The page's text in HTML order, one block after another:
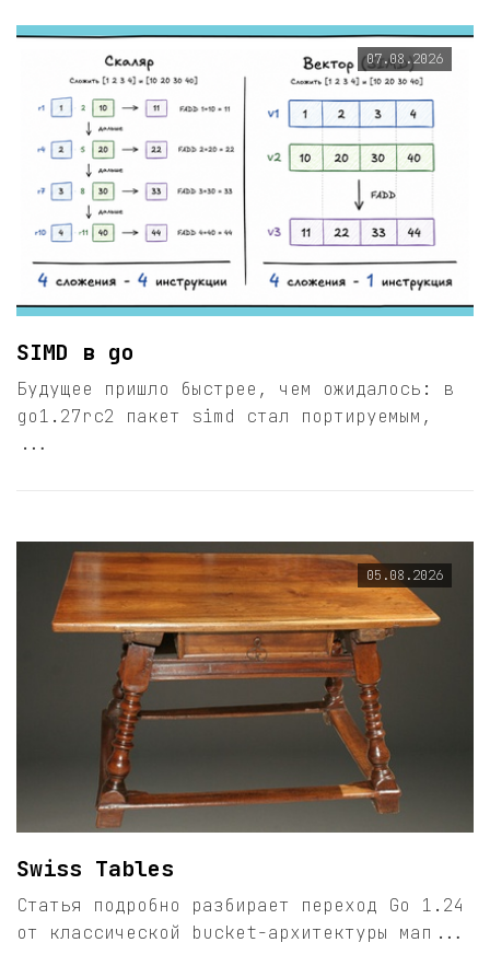
07.08.2026
SIMD в go
Будущее пришло быстрее, чем ожидалось: в
go1.27rc2 пакет simd стал портируемым,
...
05.08.2026
Swiss Tables
Статья подробно разбирает переход Go 1.24
от классической bucket-архитектуры мап...